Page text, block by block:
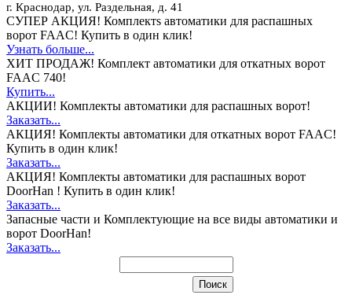
г. Краснодар, ул. Раздельная, д. 41
СУПЕР АКЦИЯ! Комплектs автоматики для распашных
ворот FAAC! Купить в один клик!
Узнать больше...
ХИТ ПРОДАЖ! Комплект автоматики для откатных ворот
FAAC 740!
Купить...
АКЦИИ! Комплекты автоматики для распашных ворот!
Заказать...
АКЦИЯ! Комплекты автоматики для откатных ворот FAAC!
Купить в один клик!
Заказать...
АКЦИЯ! Комплекты автоматики для распашных ворот
DoorHan ! Купить в один клик!
Заказать...
Запасные части и Комплектующие на все виды автоматики и
ворот DoorHan!
Заказать...